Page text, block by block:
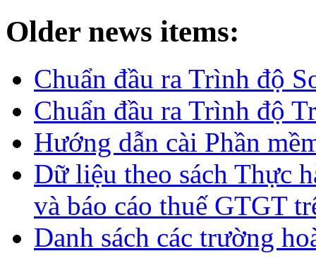
Older news items:
Chuẩn đầu ra Trình độ
Chuẩn đầu ra Trình độ
Hướng dẫn cài Phần
Dữ liệu theo sách Thực
và báo cáo thuế GTGT
Danh sách các trường